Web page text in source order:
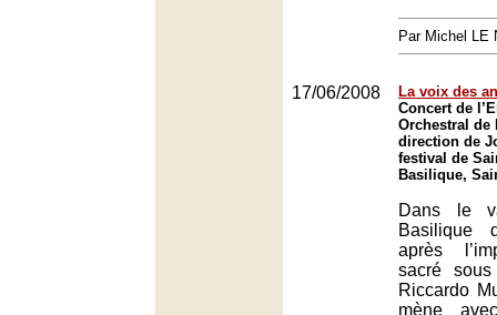
Par Michel LE
17/06/2008
La voix des
Concert de
Orchestral de
direction de
festival de
Basilique,
Dans le
Basilique
après
sacré
Riccardo
mène